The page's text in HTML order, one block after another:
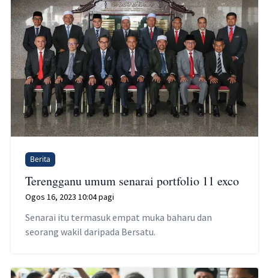
Berita
Terengganu umum senarai portfolio 11 exco
Ogos 16, 2023 10:04 pagi
Senarai itu termasuk empat muka baharu dan
seorang wakil daripada Bersatu.